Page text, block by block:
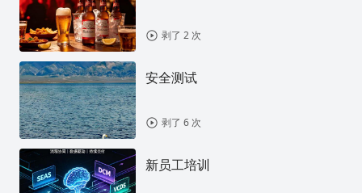
剥了 2 次
安全测试
剥了 6 次
新员工培训